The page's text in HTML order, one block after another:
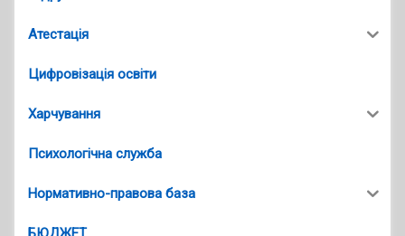
Атестація
Цифровізація освіти
Харчування
Психологічна служба
Нормативно-правова база